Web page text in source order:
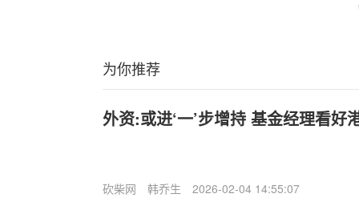
为你推荐
外资:或进‘一’步增持 基金经理看好
砍柴网 韩乔生 2026-02-04 14:55:07